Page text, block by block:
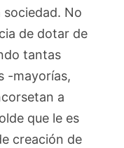
sociedad. No
de dotar de
tantas
-mayorías,
a
que le es
creación de